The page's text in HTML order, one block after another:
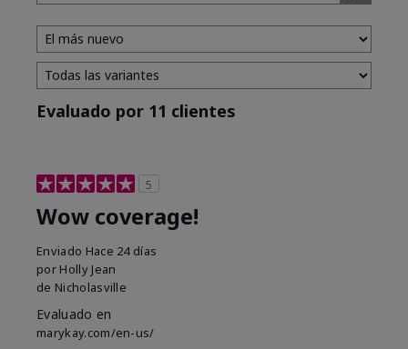
Evaluado por 11 clientes
5
Wow coverage!
Enviado Hace 24 días
por Holly Jean
de Nicholasville
Evaluado en
marykay.com/en-us/